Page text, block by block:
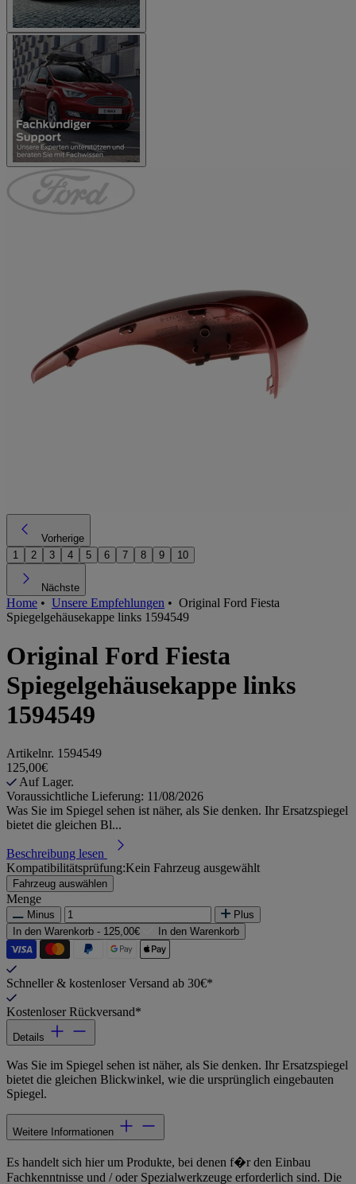
Vorherige
1
2 3 4 5 6 7 8 9 10
Nächste
Home • Unsere Empfehlungen • Original Ford Fiesta
Spiegelgehäusekappe links 1594549
Original Ford Fiesta
Spiegelgehäusekappe links
1594549
Artikelnr. 1594549
125,00€
Auf Lager.
Voraussichtliche Lieferung: 11/08/2026
Was Sie im Spiegel sehen ist näher, als Sie denken. Ihr Ersatzspiegel
bietet die gleichen Bl...
Beschreibung lesen
Kompatibilitätsprüfung:Kein Fahrzeug ausgewählt
Fahrzeug auswählen
Menge
Minus
Plus
In den Warenkorb - 125,00€ In den Warenkorb
Schneller & kostenloser Versand ab 30€*
Kostenloser Rückversand*
Details
Was Sie im Spiegel sehen ist näher, als Sie denken. Ihr Ersatzspiegel
bietet die gleichen Blickwinkel, wie die ursprünglich eingebauten
Spiegel.
Weitere Informationen
Es handelt sich hier um Produkte, bei denen f�r den Einbau
Fachkenntnisse und / oder Spezialwerkzeuge erforderlich sind. Die